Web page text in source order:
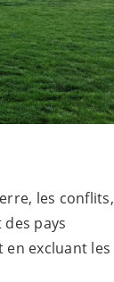
les conflits,
pays
en excluant les